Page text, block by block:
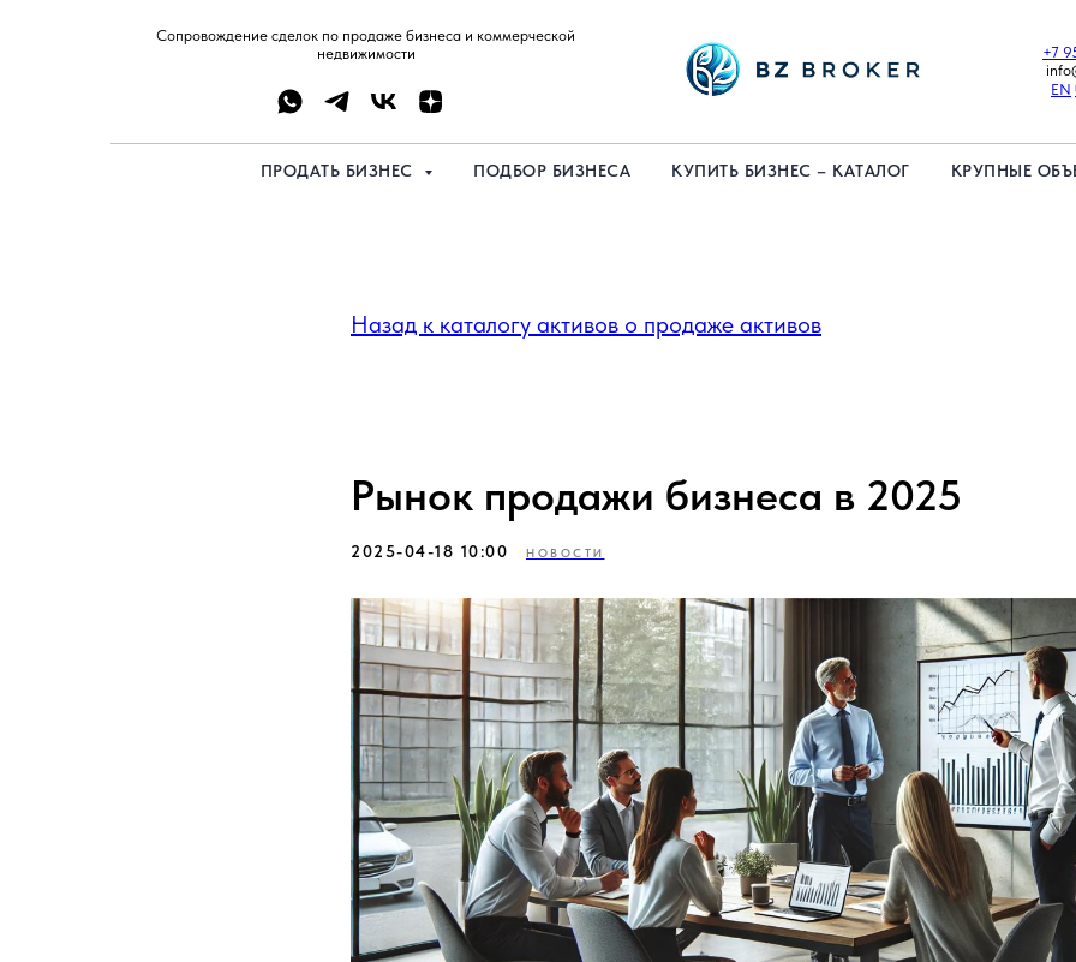
Сопровождение сделок по продаже бизнеса и коммерческой
недвижимости
+7
EN
ПРОДАТЬ БИЗНЕС ПОДБОР БИЗНЕСА КУПИТЬ БИЗНЕС – КАТАЛОГ КРУПНЫЕ
Назад к каталогу активов о продаже активов
Рынок продажи бизнеса в 2025
2025-04-18 10:00 НОВОСТИ